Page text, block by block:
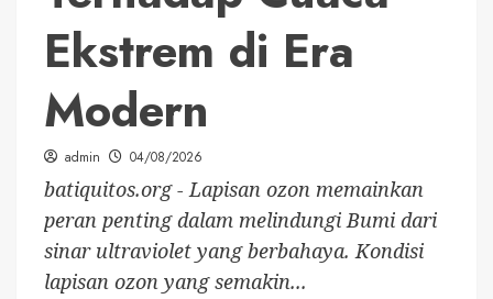
Ekstrem di Era
Modern
admin 04/08/2026
batiquitos.org - Lapisan ozon memainkan
peran penting dalam melindungi Bumi dari
sinar ultraviolet yang berbahaya. Kondisi
lapisan ozon yang semakin...